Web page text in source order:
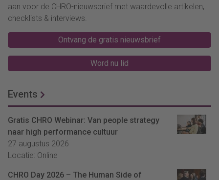
aan voor de CHRO-nieuwsbrief met waardevolle artikelen,
checklists & interviews.
Ontvang de gratis nieuwsbrief
Word nu lid
Events
Gratis CHRO Webinar: Van people strategy
naar high performance cultuur
27 augustus 2026
Locatie: Online
CHRO Day 2026 – The Human Side of